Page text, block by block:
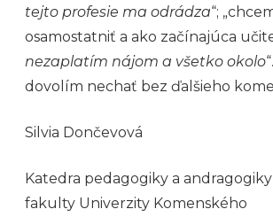
tejto profesie ma odrádza“;
osamostatniť a ako začínajúca
nezaplatím nájom a všetko okolo
dovolím nechať bez ďalšieho
Silvia Dončevová
Katedra pedagogiky a
fakulty Univerzity Komenského